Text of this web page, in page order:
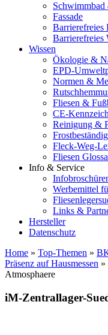
Schwimmbad
Fassade
Barrierefreies
Barrierefreies
Wissen
Ökologie &
EPD-
Normen &
Fliesen &
CE-
Reinigung &
Fleck-Weg-
Fliesen
Info & Service
Werbemittel
Links &
Hersteller
Datenschutz
Home » Top-Themen »
Präsenz auf Hausmessen »
Atmosphaere
iM-Zentrallager-